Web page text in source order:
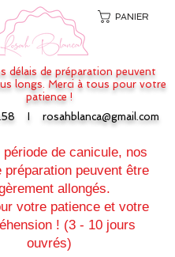
PANIER
délais de préparation peuvent
longs. Merci à tous pour votre
patience !
rosahblanca@gmail.com
période de canicule, nos
préparation peuvent être
allongés.
votre patience et votre
! (3 - 10 jours
ouvrés)